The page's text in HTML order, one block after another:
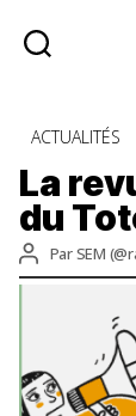
Catégories
ACTUALITÉS
La
du
Auteur
de
ParSEM